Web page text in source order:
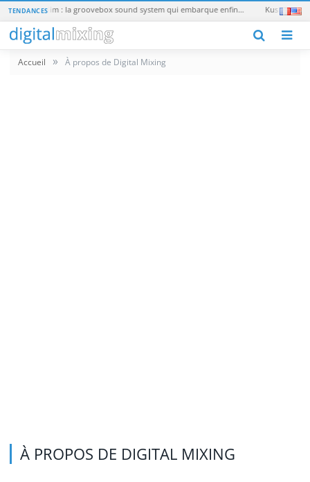
TENDANCES Teenage Engineering EP-40 Riddim : la groovebox sound system qui embarque enfin un vrai synthé
Accueil » À propos de Digital Mixing
À PROPOS DE DIGITAL MIXING